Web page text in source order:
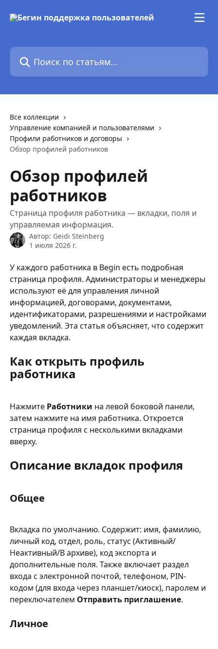
Поиск по статьям...
Все коллекции
Управление компанией и пользователями
Профили работников и договоры
Обзор профилей работников
Обзор профилей
работников
Страница профиля работника — вкладки, поля и
управляемая информация.
Автор: Geidi Steinberg
1 июля 2026 г.
У каждого работника в Begin есть подробная
страница профиля. Администраторы и менеджеры
используют её для управления личной
информацией, договорами, документами,
идентификаторами, разрешениями и настройками
уведомлений. Эта статья объясняет, что содержит
каждая вкладка.
Как открыть профиль
работника
Нажмите Работники на левой боковой панели,
затем нажмите на имя работника. Откроется
страница профиля с несколькими вкладками
вверху.
Описание вкладок профиля
Общее
Вкладка по умолчанию. Содержит: имя, фамилию,
личный код, отдел, роль, статус (Активный/
Неактивный/В архиве), код экспорта и
дополнительные поля. Также включает раздел
входа с электронной почтой, телефоном, PIN-
кодом (для входа через планшет/киоск), паролем и
переключателем Отправить приглашение.
Личное